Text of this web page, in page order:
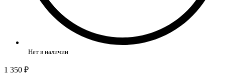
Нет в наличии
1 350 ₽